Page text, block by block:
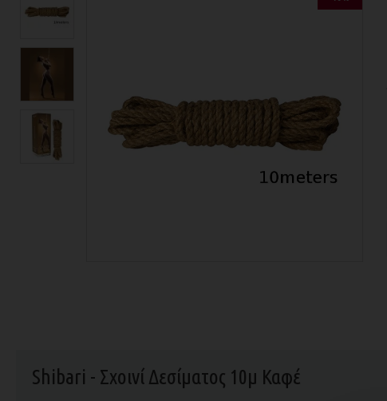
Shibari - Σχοινί Δεσίματος 10μ Καφέ